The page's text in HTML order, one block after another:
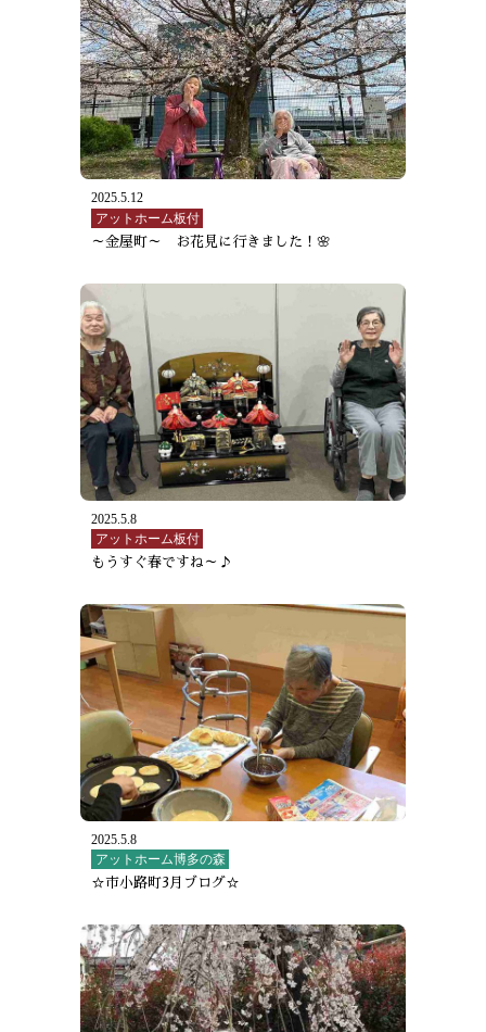
2025.5.12
アットホーム板付
～金屋町～ お花見に行きました！🌸
2025.5.8
アットホーム板付
もうすぐ春ですね～♪
2025.5.8
アットホーム博多の森
☆市小路町3月ブログ☆